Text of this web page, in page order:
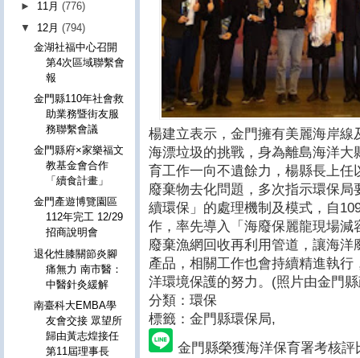
楊建立表示，金門擁有美麗海岸
海漂垃圾的挑戰，身為離島海洋
育工作一向不遺餘力，楊縣長上
廢棄物去化問題，多次指示環保
續環保」的處理機制及模式，自
作，率先導入「海廢保麗龍現場
廢棄漁網回收再利用管道，讓海
產品，相關工作也會持續精進執
洋環境保護的努力。(照片由金門
分類：環保
標籤：金門縣環保局,
金門縣榮獲海洋保育署考核評
► 11月(776)
▼ 12月(794)
金湖社福中心召開
第4次區域聯繫會
報
金門縣110年社會救
助業務暨街友服
務聯繫會議
金門縣府×家樂福文
教基金會合作
「續食計畫」
金門產遊博覽園區
112年完工 12/29
招商說明會
退化性膝關節炎腳
痛無力 南市醫：
中醫針灸緩解
南臺科大EMBA學
友會交接 眾望所
歸由黃志煌接任
第11屆理事長